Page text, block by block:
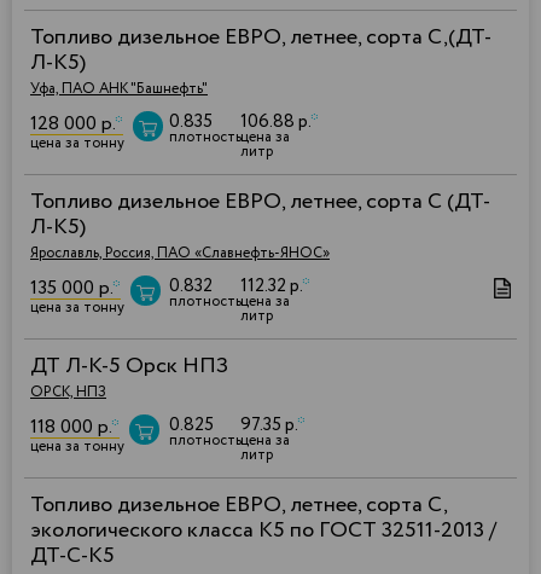
Топливо дизельное ЕВРО, летнее, сорта С,(ДТ-
Л-К5)
Уфа, ПАО АНК "Башнефть"
128 000 р.*
цена за тонну
0.835
плотность
106.88 р.*
цена за
литр
Топливо дизельное ЕВРО, летнее, сорта С (ДТ-
Л-К5)
Ярославль, Россия, ПАО «Славнефть-ЯНОС»
135 000 р.*
цена за тонну
0.832
плотность
112.32 р.*
цена за
литр
ДТ Л-К-5 Орск НПЗ
ОРСК, НПЗ
118 000 р.*
цена за тонну
0.825
плотность
97.35 р.*
цена за
литр
Топливо дизельное ЕВРО, летнее, сорта С,
экологического класса К5 по ГОСТ 32511-2013 /
ДТ-С-К5